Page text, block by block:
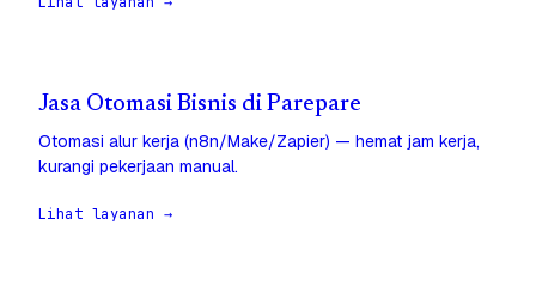
Jasa Otomasi Bisnis di Parepare
Otomasi alur kerja (n8n/Make/Zapier) — hemat jam kerja,
kurangi pekerjaan manual.
Lihat layanan →